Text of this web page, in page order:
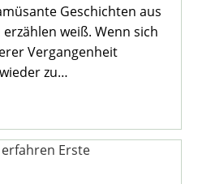
Geschichten aus
weiß. Wenn sich
Vergangenheit
zu…